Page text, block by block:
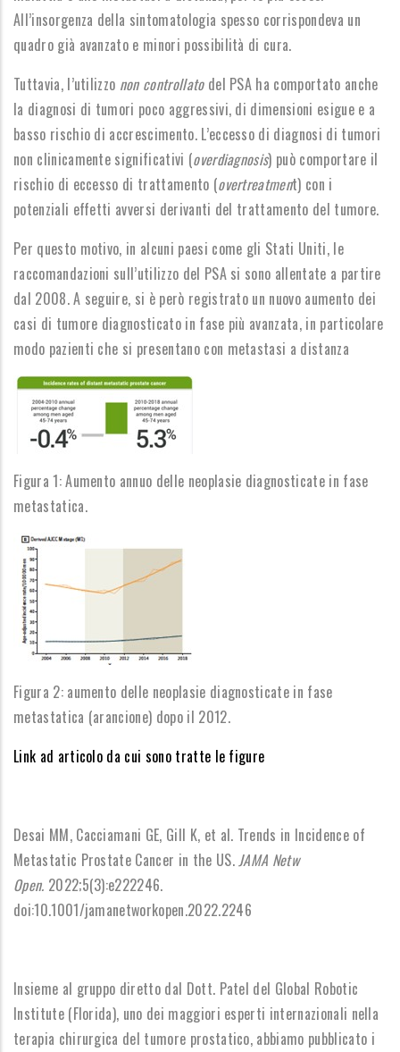
All’insorgenza della sintomatologia spesso corrispondeva un
quadro già avanzato e minori possibilità di cura.
Tuttavia, l’utilizzo non controllatodel PSA ha comportato anche
la diagnosi di tumori poco aggressivi, di dimensioni esigue e a
basso rischio di accrescimento. L’eccesso di diagnosi di tumori
non clinicamente significativi (overdiagnosis) può comportare il
rischio di eccesso di trattamento (overtreatment) con i
potenziali effetti avversi derivanti del trattamento del tumore.
Per questo motivo, in alcuni paesi come gli Stati Uniti, le
raccomandazioni sull’utilizzo del PSA si sono allentate a partire
dal 2008. A seguire, si è però registrato un nuovo aumento dei
casi di tumore diagnosticato in fase più avanzata, in particolare
modo pazienti che si presentano con metastasi a distanza
Figura 1: Aumento annuo delle neoplasie diagnosticate in fase
metastatica.
Figura 2: aumento delle neoplasie diagnosticate in fase
metastatica (arancione) dopo il 2012.
Link ad articolo da cui sono tratte le figure
Desai MM, Cacciamani GE, Gill K, et al. Trends in Incidence of
Metastatic Prostate Cancer in the US.JAMA Netw
Open. 2022;5(3):e222246.
doi:10.1001/jamanetworkopen.2022.2246
Insieme al gruppo diretto dal Dott. Patel del Global Robotic
Institute (Florida), uno dei maggiori esperti internazionali nella
terapia chirurgica del tumore prostatico, abbiamo pubblicato i